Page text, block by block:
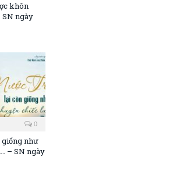
khôn
SN ngày
0
như
– SN ngày